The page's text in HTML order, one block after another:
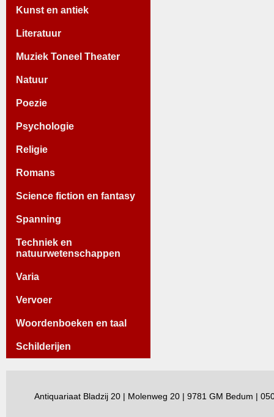
Kunst en antiek
Literatuur
Muziek Toneel Theater
Natuur
Poezie
Psychologie
Religie
Romans
Science fiction en fantasy
Spanning
Techniek en
natuurwetenschappen
Varia
Vervoer
Woordenboeken en taal
Schilderijen
Antiquariaat Bladzij 20 | Molenweg 20 | 9781 GM Bedum |